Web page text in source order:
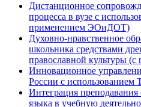
Дистанционное
процесса в вузе с
применением ЭОиДОТ)
Духовно-нравственное
школьника средствами
православной культуры
Инновационное
России с использованием
Интеграция преподавания
языка в учебную